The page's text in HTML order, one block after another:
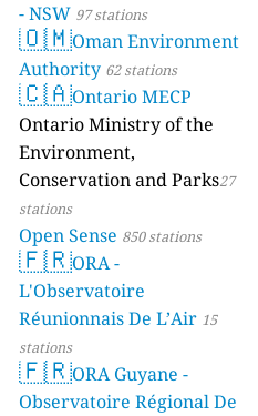
- NSW 97 stations
🇴🇲Oman Environment
Authority 62 stations
🇨🇦Ontario MECP
Ontario Ministry of the
Environment,
Conservation and Parks27
stations
Open Sense 850 stations
🇫🇷ORA -
L'Observatoire
Réunionnais De L’Air 15
stations
🇫🇷ORA Guyane -
Observatoire Régional De